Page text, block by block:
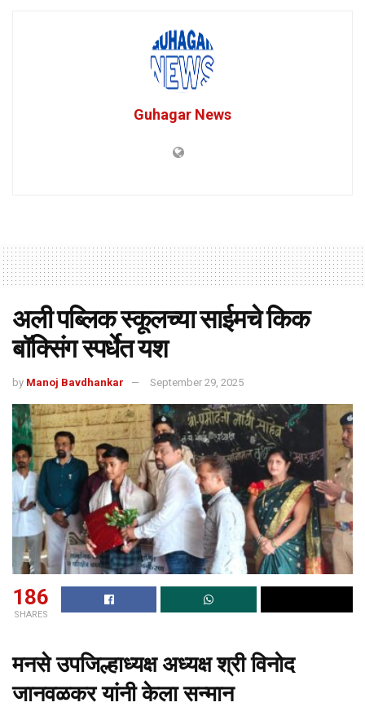
Guhagar News
अली पब्लिक स्कूलच्या साईमचे किक
बॉक्सिंग स्पर्धेत यश
by Manoj Bavdhankar September 29, 2025
186
SHARES
मनसे उपजिल्हाध्यक्ष अध्यक्ष श्री विनोद
जानवळकर यांनी केला सन्मान